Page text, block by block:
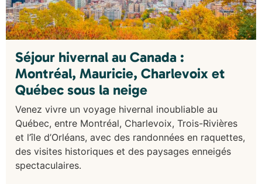
Séjour hivernal au Canada :
Montréal, Mauricie, Charlevoix et
Québec sous la neige
Venez vivre un voyage hivernal inoubliable au
Québec, entre Montréal, Charlevoix, Trois-Rivières
et l’île d’Orléans, avec des randonnées en raquettes,
des visites historiques et des paysages enneigés
spectaculaires.